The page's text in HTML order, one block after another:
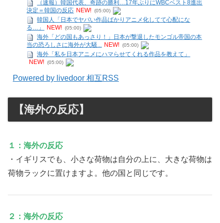
（速報）韓国代表、奇跡の勝利…17年ぶりにWBCベスト8進出
決定＝韓国の反応 NEW! (05:00)
韓国人「日本でヤバい作品ばかりアニメ化してて心配にな
る…」
NEW! (05:00)
海外「どの国もあっさり！」日本が撃退したモンゴル帝国の本
当の恐ろしさに海外が大騒...
NEW! (05:00)
海外「私を日本アニメにハマらせてくれる作品を教えて」
NEW! (05:00)
Powered by livedoor 相互RSS
【海外の反応】
１：海外の反応
・イギリスでも、小さな荷物は自分の上に、大きな荷物は
荷物ラックに置けますよ。他の国と同じです。
２：海外の反応